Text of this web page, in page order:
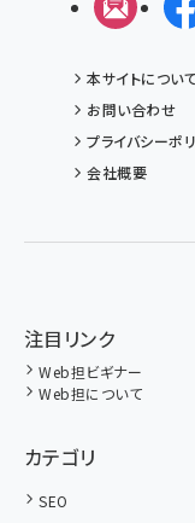
メル
本サイトについ
お問い合わせ
プライバシーポ
会社概要
注目リンク
Web担ビギナー
Web担について
カテゴリ
SEO